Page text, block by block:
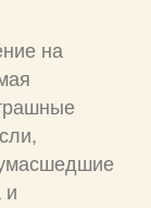
на
и